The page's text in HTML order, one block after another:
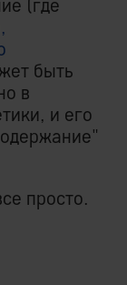
(где
быть
в
и его
просто.